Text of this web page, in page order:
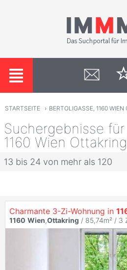
STARTSEITE › BERTOLIGASSE, 1160 WIEN
Suchergebnisse
1160 Wien
13 bis 24 von mehr als 120
Charmante 3-Zi-Wohnung in
1160 Wien,Ottakring / 85,74m² / 3